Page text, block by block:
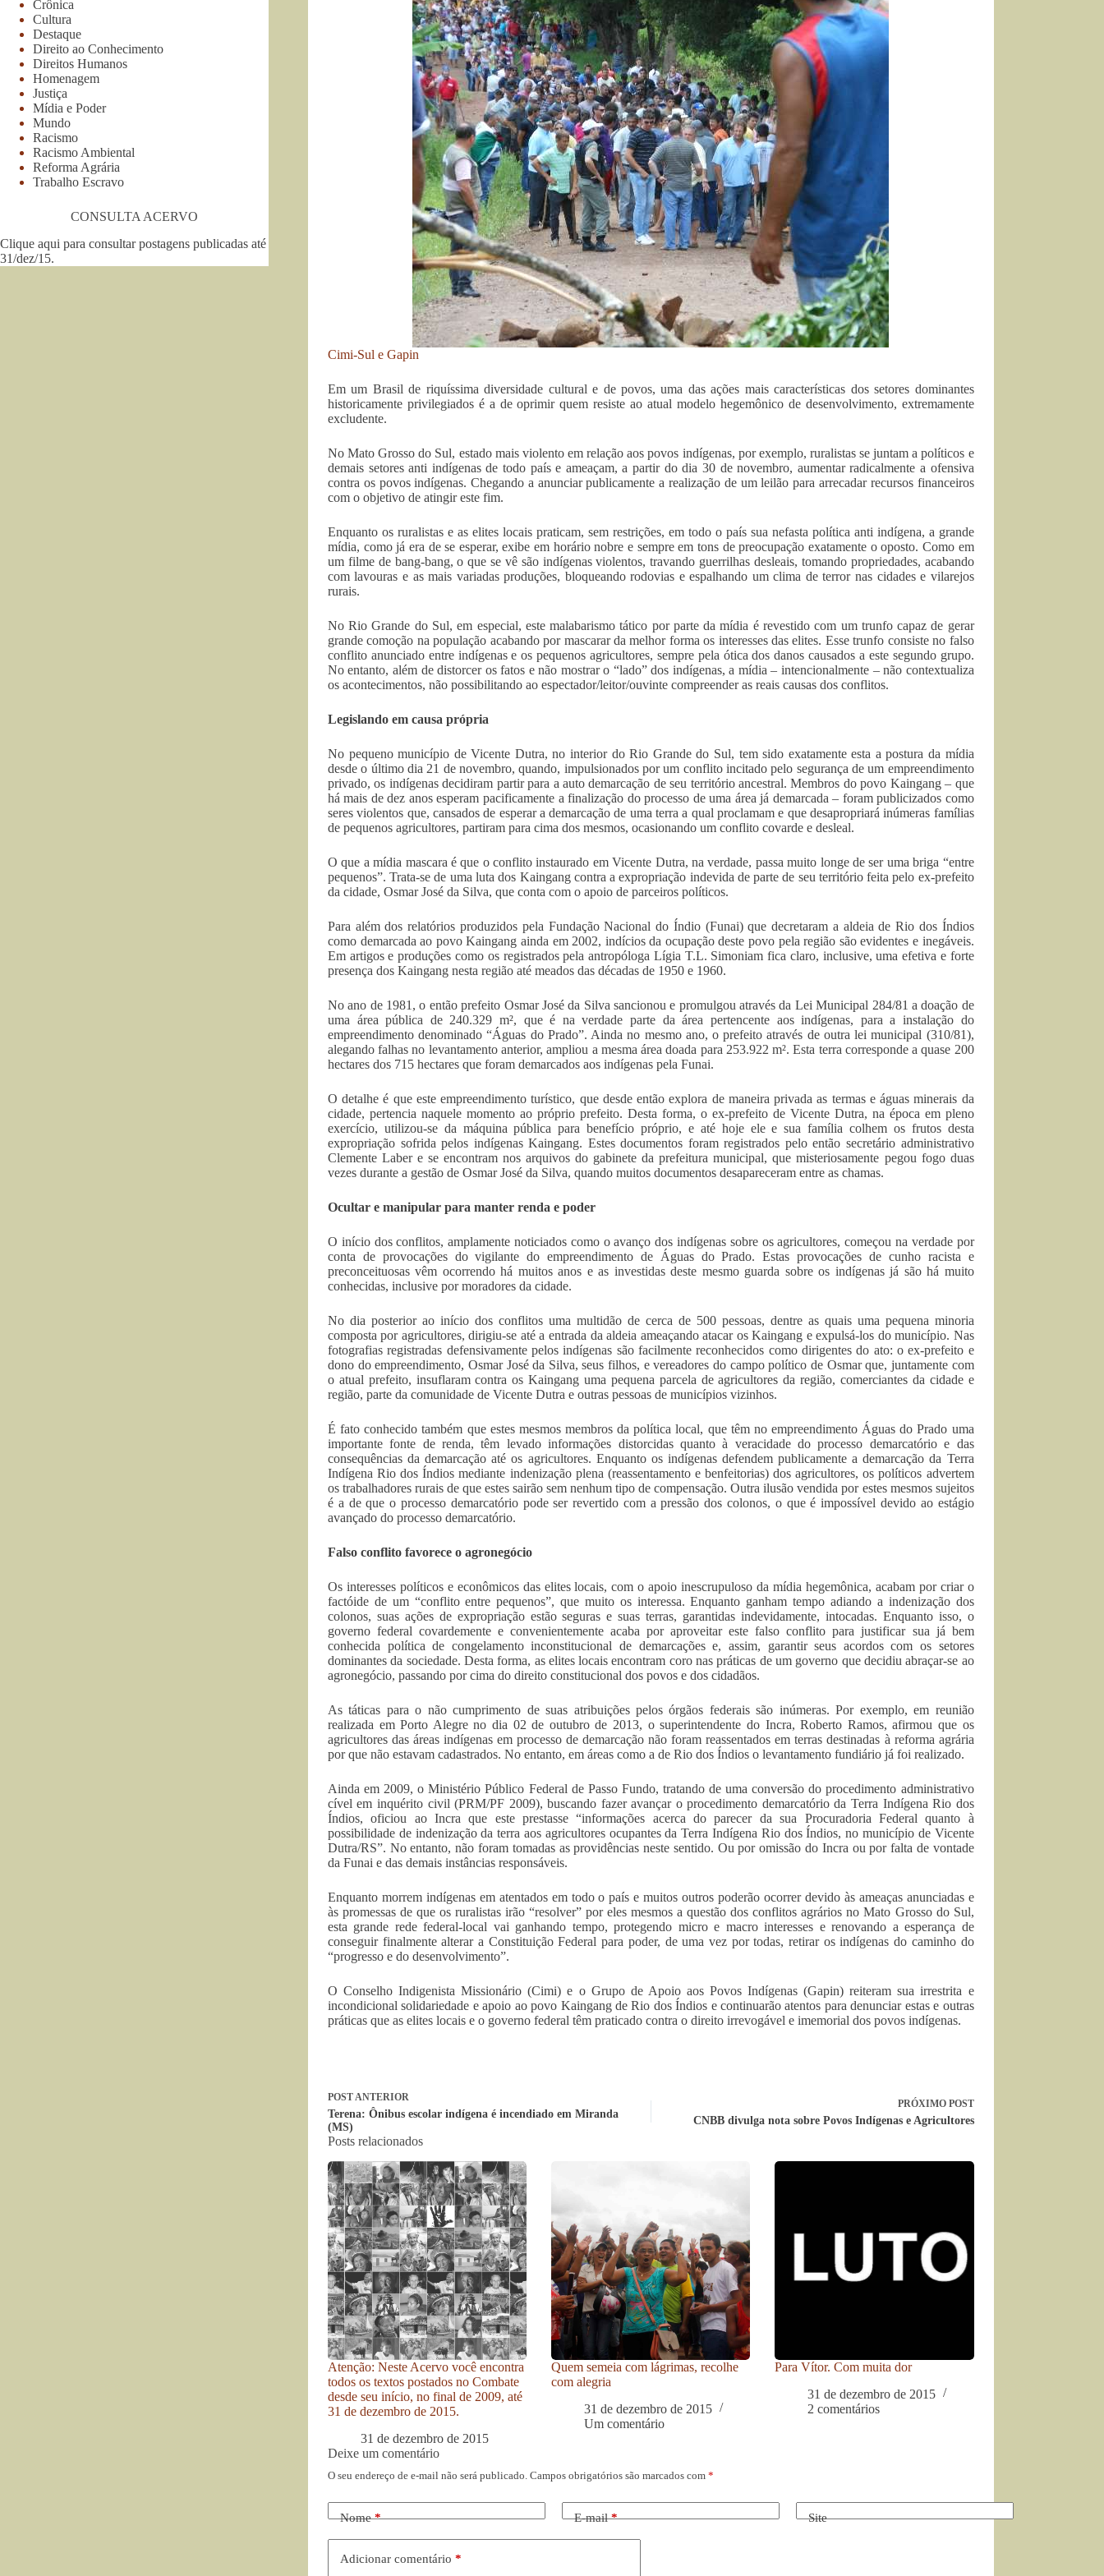
Cimi-Sul e Gapin
Em um Brasil de riquíssima diversidade cultural e de povos, uma das ações mais características dos setores dominantes
historicamente privilegiados é a de oprimir quem resiste ao atual modelo hegemônico de desenvolvimento, extremamente
excludente.
No Mato Grosso do Sul, estado mais violento em relação aos povos indígenas, por exemplo, ruralistas se juntam a políticos e
demais setores anti indígenas de todo país e ameaçam, a partir do dia 30 de novembro, aumentar radicalmente a ofensiva
contra os povos indígenas. Chegando a anunciar publicamente a realização de um leilão para arrecadar recursos financeiros
com o objetivo de atingir este fim.
Enquanto os ruralistas e as elites locais praticam, sem restrições, em todo o país sua nefasta política anti indígena, a grande
mídia, como já era de se esperar, exibe em horário nobre e sempre em tons de preocupação exatamente o oposto. Como em
um filme de bang-bang, o que se vê são indígenas violentos, travando guerrilhas desleais, tomando propriedades, acabando
com lavouras e as mais variadas produções, bloqueando rodovias e espalhando um clima de terror nas cidades e vilarejos
rurais.
No Rio Grande do Sul, em especial, este malabarismo tático por parte da mídia é revestido com um trunfo capaz de gerar
grande comoção na população acabando por mascarar da melhor forma os interesses das elites. Esse trunfo consiste no falso
conflito anunciado entre indígenas e os pequenos agricultores, sempre pela ótica dos danos causados a este segundo grupo.
No entanto, além de distorcer os fatos e não mostrar o “lado” dos indígenas, a mídia – intencionalmente – não contextualiza
os acontecimentos, não possibilitando ao espectador/leitor/ouvinte compreender as reais causas dos conflitos.
Legislando em causa própria
No pequeno município de Vicente Dutra, no interior do Rio Grande do Sul, tem sido exatamente esta a postura da mídia
desde o último dia 21 de novembro, quando, impulsionados por um conflito incitado pelo segurança de um empreendimento
privado, os indígenas decidiram partir para a auto demarcação de seu território ancestral. Membros do povo Kaingang – que
há mais de dez anos esperam pacificamente a finalização do processo de uma área já demarcada – foram publicizados como
seres violentos que, cansados de esperar a demarcação de uma terra a qual proclamam e que desapropriará inúmeras famílias
de pequenos agricultores, partiram para cima dos mesmos, ocasionando um conflito covarde e desleal.
O que a mídia mascara é que o conflito instaurado em Vicente Dutra, na verdade, passa muito longe de ser uma briga “entre
pequenos”. Trata-se de uma luta dos Kaingang contra a expropriação indevida de parte de seu território feita pelo ex-prefeito
da cidade, Osmar José da Silva, que conta com o apoio de parceiros políticos.
Para além dos relatórios produzidos pela Fundação Nacional do Índio (Funai) que decretaram a aldeia de Rio dos Índios
como demarcada ao povo Kaingang ainda em 2002, indícios da ocupação deste povo pela região são evidentes e inegáveis.
Em artigos e produções como os registrados pela antropóloga Lígia T.L. Simoniam fica claro, inclusive, uma efetiva e forte
presença dos Kaingang nesta região até meados das décadas de 1950 e 1960.
No ano de 1981, o então prefeito Osmar José da Silva sancionou e promulgou através da Lei Municipal 284/81 a doação de
uma área pública de 240.329 m², que é na verdade parte da área pertencente aos indígenas, para a instalação do
empreendimento denominado “Águas do Prado”. Ainda no mesmo ano, o prefeito através de outra lei municipal (310/81),
alegando falhas no levantamento anterior, ampliou a mesma área doada para 253.922 m². Esta terra corresponde a quase 200
hectares dos 715 hectares que foram demarcados aos indígenas pela Funai.
O detalhe é que este empreendimento turístico, que desde então explora de maneira privada as termas e águas minerais da
cidade, pertencia naquele momento ao próprio prefeito. Desta forma, o ex-prefeito de Vicente Dutra, na época em pleno
exercício, utilizou-se da máquina pública para benefício próprio, e até hoje ele e sua família colhem os frutos desta
expropriação sofrida pelos indígenas Kaingang. Estes documentos foram registrados pelo então secretário administrativo
Clemente Laber e se encontram nos arquivos do gabinete da prefeitura municipal, que misteriosamente pegou fogo duas
vezes durante a gestão de Osmar José da Silva, quando muitos documentos desapareceram entre as chamas.
Ocultar e manipular para manter renda e poder
O início dos conflitos, amplamente noticiados como o avanço dos indígenas sobre os agricultores, começou na verdade por
conta de provocações do vigilante do empreendimento de Águas do Prado. Estas provocações de cunho racista e
preconceituosas vêm ocorrendo há muitos anos e as investidas deste mesmo guarda sobre os indígenas já são há muito
conhecidas, inclusive por moradores da cidade.
No dia posterior ao início dos conflitos uma multidão de cerca de 500 pessoas, dentre as quais uma pequena minoria
composta por agricultores, dirigiu-se até a entrada da aldeia ameaçando atacar os Kaingang e expulsá-los do município. Nas
fotografias registradas defensivamente pelos indígenas são facilmente reconhecidos como dirigentes do ato: o ex-prefeito e
dono do empreendimento, Osmar José da Silva, seus filhos, e vereadores do campo político de Osmar que, juntamente com
o atual prefeito, insuflaram contra os Kaingang uma pequena parcela de agricultores da região, comerciantes da cidade e
região, parte da comunidade de Vicente Dutra e outras pessoas de municípios vizinhos.
É fato conhecido também que estes mesmos membros da política local, que têm no empreendimento Águas do Prado uma
importante fonte de renda, têm levado informações distorcidas quanto à veracidade do processo demarcatório e das
consequências da demarcação até os agricultores. Enquanto os indígenas defendem publicamente a demarcação da Terra
Indígena Rio dos Índios mediante indenização plena (reassentamento e benfeitorias) dos agricultores, os políticos advertem
os trabalhadores rurais de que estes sairão sem nenhum tipo de compensação. Outra ilusão vendida por estes mesmos sujeitos
é a de que o processo demarcatório pode ser revertido com a pressão dos colonos, o que é impossível devido ao estágio
avançado do processo demarcatório.
Falso conflito favorece o agronegócio
Os interesses políticos e econômicos das elites locais, com o apoio inescrupuloso da mídia hegemônica, acabam por criar o
factóide de um “conflito entre pequenos”, que muito os interessa. Enquanto ganham tempo adiando a indenização dos
colonos, suas ações de expropriação estão seguras e suas terras, garantidas indevidamente, intocadas. Enquanto isso, o
governo federal covardemente e convenientemente acaba por aproveitar este falso conflito para justificar sua já bem
conhecida política de congelamento inconstitucional de demarcações e, assim, garantir seus acordos com os setores
dominantes da sociedade. Desta forma, as elites locais encontram coro nas práticas de um governo que decidiu abraçar-se ao
agronegócio, passando por cima do direito constitucional dos povos e dos cidadãos.
As táticas para o não cumprimento de suas atribuições pelos órgãos federais são inúmeras. Por exemplo, em reunião
realizada em Porto Alegre no dia 02 de outubro de 2013, o superintendente do Incra, Roberto Ramos, afirmou que os
agricultores das áreas indígenas em processo de demarcação não foram reassentados em terras destinadas à reforma agrária
por que não estavam cadastrados. No entanto, em áreas como a de Rio dos Índios o levantamento fundiário já foi realizado.
Ainda em 2009, o Ministério Público Federal de Passo Fundo, tratando de uma conversão do procedimento administrativo
cível em inquérito civil (PRM/PF 2009), buscando fazer avançar o procedimento demarcatório da Terra Indígena Rio dos
Índios, oficiou ao Incra que este prestasse “informações acerca do parecer da sua Procuradoria Federal quanto à
possibilidade de indenização da terra aos agricultores ocupantes da Terra Indígena Rio dos Índios, no município de Vicente
Dutra/RS”. No entanto, não foram tomadas as providências neste sentido. Ou por omissão do Incra ou por falta de vontade
da Funai e das demais instâncias responsáveis.
Enquanto morrem indígenas em atentados em todo o país e muitos outros poderão ocorrer devido às ameaças anunciadas e
às promessas de que os ruralistas irão “resolver” por eles mesmos a questão dos conflitos agrários no Mato Grosso do Sul,
esta grande rede federal-local vai ganhando tempo, protegendo micro e macro interesses e renovando a esperança de
conseguir finalmente alterar a Constituição Federal para poder, de uma vez por todas, retirar os indígenas do caminho do
“progresso e do desenvolvimento”.
O Conselho Indigenista Missionário (Cimi) e o Grupo de Apoio aos Povos Indígenas (Gapin) reiteram sua irrestrita e
incondicional solidariedade e apoio ao povo Kaingang de Rio dos Índios e continuarão atentos para denunciar estas e outras
práticas que as elites locais e o governo federal têm praticado contra o direito irrevogável e imemorial dos povos indígenas.
POSTANTERIOR
Terena: Ônibus escolar indígena é incendiado em Miranda
(MS)
PRÓXIMO POST
CNBB divulga nota sobre Povos Indígenas e Agricultores
Posts relacionados
Atenção: Neste Acervo você encontra
todos os textos postados no Combate
desde seu início, no final de 2009, até
31 de dezembro de 2015.
31 de dezembro de 2015
Quem semeia com lágrimas, recolhe
com alegria
31 de dezembro de 2015
Um comentário
Para Vítor. Com muita dor
31 de dezembro de 2015
2 comentários
Deixe um comentário
O seu endereço de e-mail não será publicado. Campos obrigatórios são marcados com *
Nome* E-mail* Site
Adicionar comentário *
Crônica
Cultura
Destaque
Direito ao Conhecimento
Direitos Humanos
Homenagem
Justiça
Mídia e Poder
Mundo
Racismo
Racismo Ambiental
Reforma Agrária
Trabalho Escravo
CONSULTA ACERVO
Clique aqui para consultar postagens publicadas até
31/dez/15.